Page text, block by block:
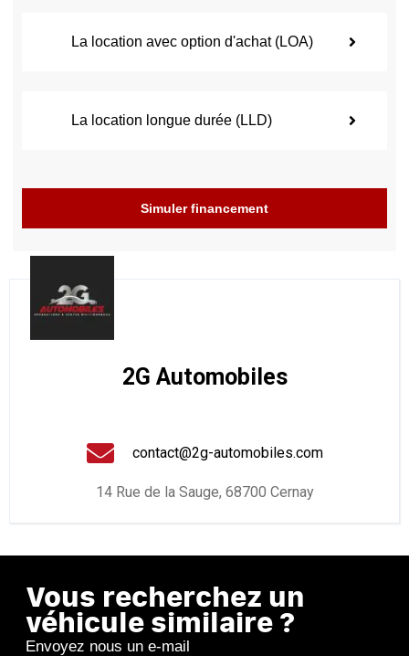
La location avec option d'achat (LOA)
La location longue durée (LLD)
Simuler financement
2G Automobiles
contact@2g-automobiles.com
14 Rue de la Sauge, 68700 Cernay
Vous recherchez un
véhicule similaire ?
Envoyez nous un e-mail